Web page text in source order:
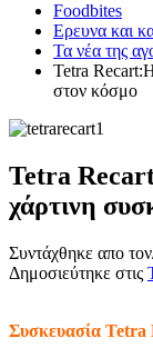
Foodbites
Ερευνα και
Τα νέα της
Tetra
στον κόσμο
Tetra
χάρτινη
Συντάχθηκε απο
Δημοσιεύτηκε στις
Συσκευασία Tetra